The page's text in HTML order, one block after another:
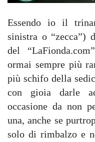
Essendo io il
sinistra o “zecca”)
del
ormai sempre più
più schifo della
con gioia darle
occasione da non
una, anche se
solo di rimbalzo e